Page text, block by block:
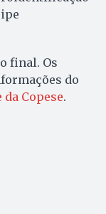
final. Os
do
da Copese.